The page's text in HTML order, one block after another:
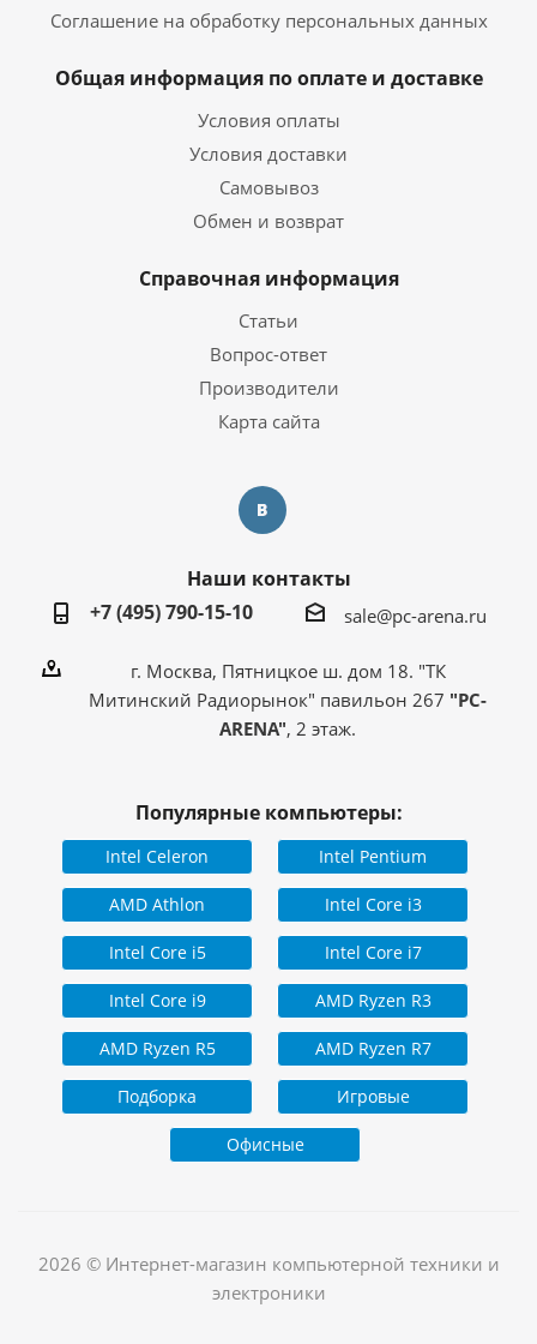
Соглашение на обработку персональных данных
Общая информация по оплате и доставке
Условия оплаты
Условия доставки
Самовывоз
Обмен и возврат
Справочная информация
Статьи
Вопрос-ответ
Производители
Карта сайта
Наши контакты
+7 (495) 790-15-10
sale@pc-arena.ru
г. Москва, Пятницкое ш. дом 18. "ТК
Митинский Радиорынок" павильон 267 "PC-
ARENA", 2 этаж.
Популярные компьютеры:
Intel Celeron Intel Pentium
AMD Athlon Intel Core i3
Intel Core i5 Intel Core i7
Intel Core i9 AMD Ryzen R3
AMD Ryzen R5 AMD Ryzen R7
Подборка Игровые
Офисные
2026 © Интернет-магазин компьютерной техники и
электроники